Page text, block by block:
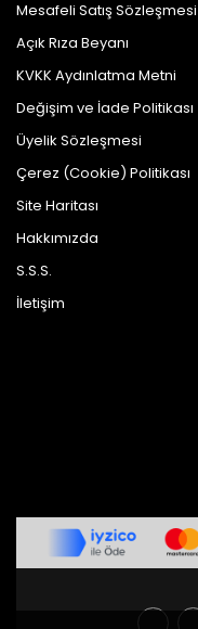
Mesafeli Satış Sözleşmesi
Açık Rıza Beyanı
KVKK Aydınlatma Metni
Değişim ve İade Politikası
Üyelik Sözleşmesi
Çerez (Cookie) Politikası
Site Haritası
Hakkımızda
S.S.S.
İletişim